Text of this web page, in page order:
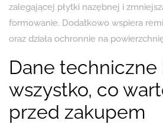
zalegającej płytki nazębnej i
formowanie. Dodatkowo wspiera
oraz działa ochronnie na
Dane techniczne
wszystko, co
przed zakupem